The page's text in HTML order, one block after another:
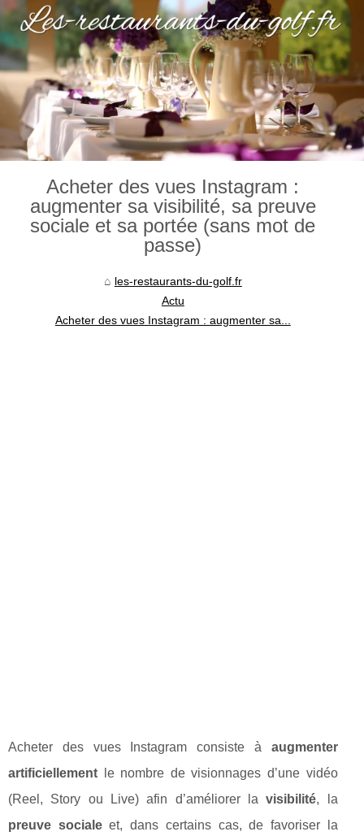
Acheter des vues Instagram :
augmenter sa visibilité, sa preuve
sociale et sa portée (sans mot de
passe)
les-restaurants-du-golf.fr
Actu
Acheter des vues Instagram : augmenter sa...
Acheter des vues Instagram consiste à augmenter
artificiellement le nombre de visionnages d’une vidéo
(Reel, Story ou Live) afin d’améliorer lavisibilité, la
preuve socialeet, dans certains cas, de favoriser la